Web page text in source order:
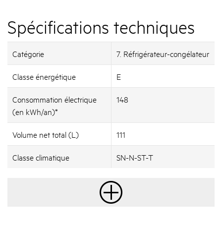
Spécifications techniques
Catégorie 7. Réfrigérateur-congélateur
Classe énergétique E
Consommation électrique
(en kWh/an)*
148
Volume net total (L) 111
Classe climatique SN-N-ST-T